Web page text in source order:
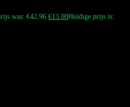
was: €42.96.€13.00Huidige prijs is: